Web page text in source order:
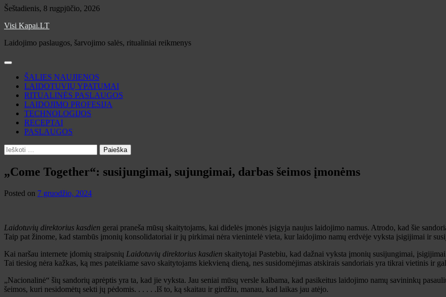
Skip
content
Šeštadienis, 8 rugpjūčio, 2026
Visi Kapai.LT
Laidojimo paslaugos, šarvojimo salės, ritualiniai reikmenys
ŠALIES NAUJIENOS
LAIDOTUVIŲ YPATUMAI
RITUALINĖS PASLAUGOS
LAIDOJIMO PROFESIJA
TECHNOLOGIJOS
RECEPTAI
PASLAUGOS
Ieškoti:
„Come Together“: susijungimai, sujungimai, darbas šeimos įmonėms
Posted on 7 gruodžio, 2024
Laidotuvių direktorius kasdien gerai praneša mūsų skaitytojams, kai didelės įmonės įsigyja naujus laidojimo namus. Atrodo, kad šie
Taip pat žinome, kad stambūs įmonių konsolidatoriai ir jų pirkimai nėra vienintelė vieta, kur laidojimo namų erdvėje vyksta įsigijimai ir
Kai naršau internete įdomių straipsnių Laidotuvių direktorius kasdien skaitytojai Pastebiu, kad dažnai vyksta įmonių susijungimai,
Tai tiesiog nėra kažkas, ką mes pateikiame savo skaitytojams kiekvieną dieną, nes susidomėjimas atskirais sandoriais yra tikrai vietinis ir
„Nacionalinė“ šių sandorių aprėptis yra ta, kad jie vyksta. Jau seniai mūsų versle kalbama, kad pasikeitus laidojimo namų savininkų
šeimos, kuri nesidomėtų sekti jų pėdomis. . . . . .Iš to, ką skaitau ir girdžiu, manau, kad laikas jau atėjo.